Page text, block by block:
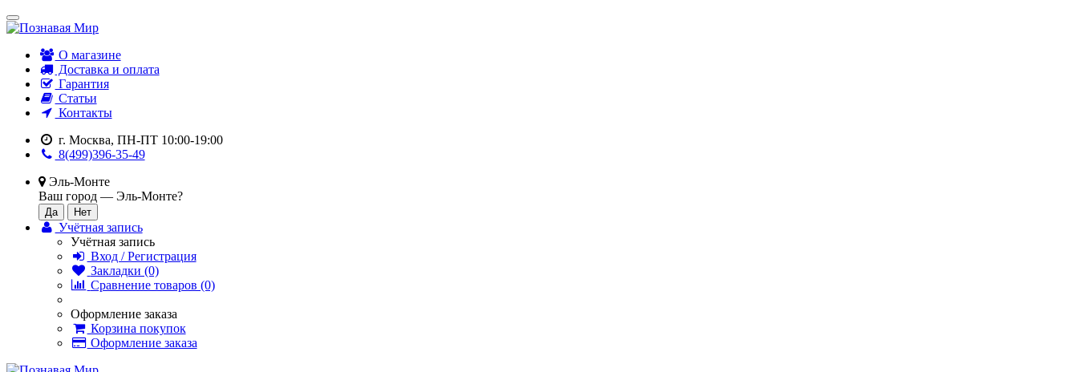
О магазине
Доставка и оплата
Гарантия
Статьи
Контакты
г. Москва, ПН-ПТ 10:00-19:00
8(499)396-35-49
Эль-Монте
Ваш город — Эль-Монте?
Учётная запись
Учётная запись
Вход / Регистрация
Закладки (0)
Сравнение товаров (0)
Оформление заказа
Корзина покупок
Оформление заказа